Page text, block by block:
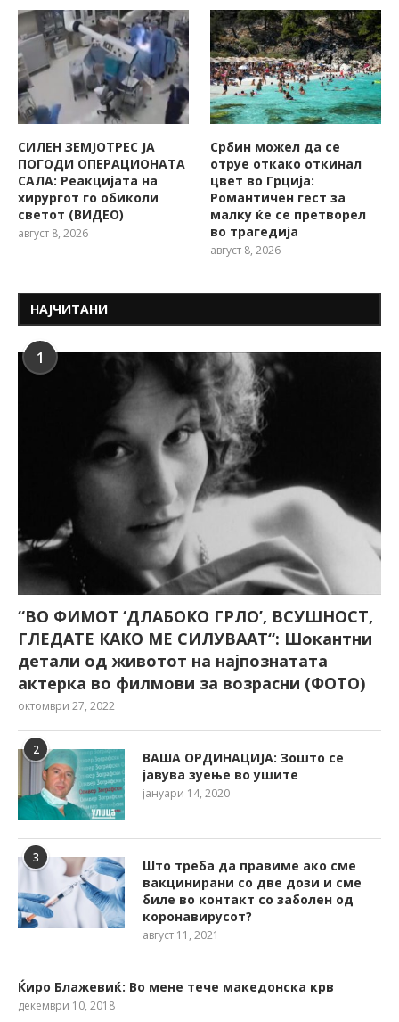
СИЛЕН ЗЕМЈОТРЕС ЈА
ПОГОДИ ОПЕРАЦИОНАТА
САЛА: Реакцијата на
хирургот го обиколи
светот (ВИДЕО)
август 8, 2026
Србин можел да се
отруе откако откинал
цвет во Грција:
Романтичен гест за
малку ќе се претворел
во трагедија
август 8, 2026
НАЈЧИТАНИ
1
“ВО ФИМОТ ‘ДЛАБОКО ГРЛО’, ВСУШНОСТ,
ГЛЕДАТЕ КАКО МЕ СИЛУВААТ“: Шокантни
детали од животот на најпознатата
актерка во филмови за возрасни (ФОТО)
октомври 27, 2022
2
ВАША ОРДИНАЦИЈА: Зошто се
јавува зуење во ушите
јануари 14, 2020
3
Што треба да правиме ако сме
вакцинирани со две дози и сме
биле во контакт со заболен од
коронавирусот?
август 11, 2021
Ќиро Блажевиќ: Во мене тече македонска крв
декември 10, 2018